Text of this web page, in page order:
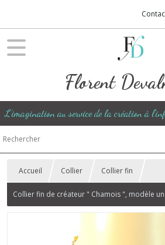
Florent
L'imagination au service de la création à
Accueil Collier Collier fin
Collier fin de créateur " Chamois ", modèle